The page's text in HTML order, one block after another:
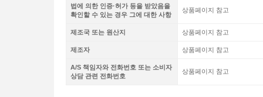
법에 의한 인증·허가 등을 받았음을
확인할 수 있는 경우 그에 대한 사항
상품페이지 참고
제조국 또는 원산지 상품페이지 참고
제조자 상품페이지 참고
A/S 책임자와 전화번호 또는 소비자
상담 관련 전화번호
상품페이지 참고